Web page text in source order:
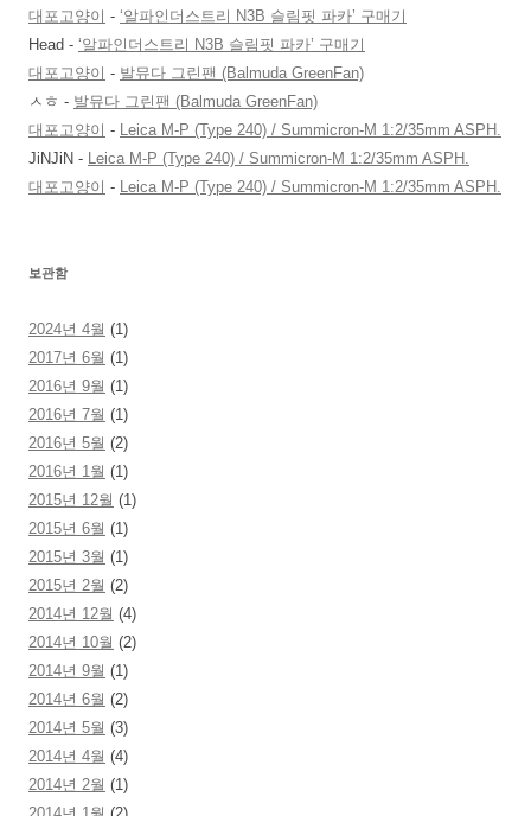
대포고양이 - ‘알파인더스트리 N3B 슬림핏 파카’ 구매기
Head - ‘알파인더스트리 N3B 슬림핏 파카’ 구매기
대포고양이 - 발뮤다 그린팬 (Balmuda GreenFan)
ㅅㅎ - 발뮤다 그린팬 (Balmuda GreenFan)
대포고양이 - Leica M-P (Type 240) / Summicron-M 1:2/35mm ASPH.
JiNJiN - Leica M-P (Type 240) / Summicron-M 1:2/35mm ASPH.
대포고양이 - Leica M-P (Type 240) / Summicron-M 1:2/35mm ASPH.
보관함
2024년 4월 (1)
2017년 6월 (1)
2016년 9월 (1)
2016년 7월 (1)
2016년 5월 (2)
2016년 1월 (1)
2015년 12월 (1)
2015년 6월 (1)
2015년 3월 (1)
2015년 2월 (2)
2014년 12월 (4)
2014년 10월 (2)
2014년 9월 (1)
2014년 6월 (2)
2014년 5월 (3)
2014년 4월 (4)
2014년 2월 (1)